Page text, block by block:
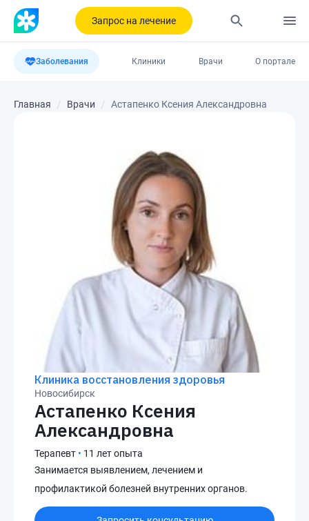
Запрос на лечение
Заболевания Клиники Врачи О портале
Главная Врачи Астапенко Ксения Александровна
Клиника восстановления здоровья
Новосибирск
Астапенко Ксения
Александровна
Терапевт • 11 лет опыта
Занимается выявлением, лечением и
профилактикой болезней внутренних органов.